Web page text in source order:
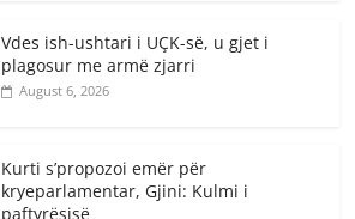
Vdes ish-ushtari i UÇK-së, u gjet i
plagosur me armë zjarri
August 6, 2026
Kurti s’propozoi emër për
kryeparlamentar, Gjini: Kulmi i
paftyrësisë